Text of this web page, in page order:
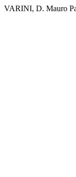
VARINI, D. Mauro